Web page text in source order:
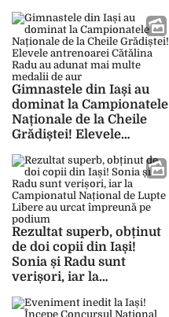
aerobică la doar 11 ani
Gimnastele din Iași au
dominat la Campionatele
Naționale de la Cheile
Grădiștei! Elevele
Radu au adunat mai
multe medalii de aur
Rezultat superb, obținut
de doi copii din Iași!
Sonia și Radu sunt
verișori, iar la
Lupte Libere au urcat